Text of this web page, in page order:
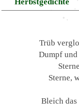
Trüb
Dumpf
Sterne,
Bleich